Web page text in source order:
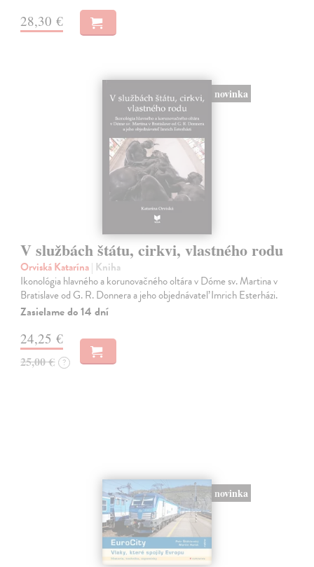
28,30 €
novinka
V službách štátu, cirkvi, vlastného rodu
Orviská Katarína| Kniha
Ikonológia hlavného a korunovačného oltára v Dóme sv. Martina v
Bratislave od G. R. Donnera a jeho objednávateľ Imrich Esterházi.
Zasielame do 14 dní
24,25 €
25,00 € ?
novinka